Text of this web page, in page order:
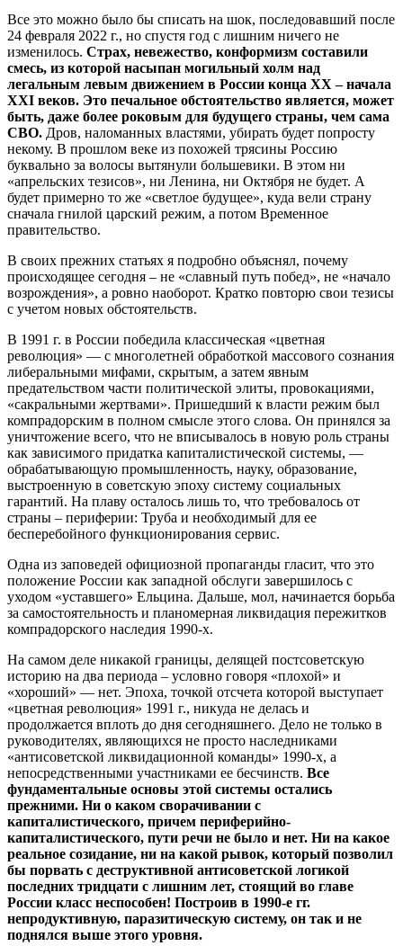
Все это можно было бы списать на шок, последовавший после
24 февраля 2022 г., но спустя год с лишним ничего не
изменилось. Страх, невежество, конформизм составили
смесь, из которой насыпан могильный холм над
легальным левым движением в России конца XX – начала
XXI веков. Это печальное обстоятельство является, может
быть, даже более роковым для будущего страны, чем сама
СВО. Дров, наломанных властями, убирать будет попросту
некому. В прошлом веке из похожей трясины Россию
буквально за волосы вытянули большевики. В этом ни
«апрельских тезисов», ни Ленина, ни Октября не будет. А
будет примерно то же «светлое будущее», куда вели страну
сначала гнилой царский режим, а потом Временное
правительство.
В своих прежних статьях я подробно объяснял, почему
происходящее сегодня – не «славный путь побед», не «начало
возрождения», а ровно наоборот. Кратко повторю свои тезисы
с учетом новых обстоятельств.
В 1991 г. в России победила классическая «цветная
революция» — с многолетней обработкой массового сознания
либеральными мифами, скрытым, а затем явным
предательством части политической элиты, провокациями,
«сакральными жертвами». Пришедший к власти режим был
компрадорским в полном смысле этого слова. Он принялся за
уничтожение всего, что не вписывалось в новую роль страны
как зависимого придатка капиталистической системы, —
обрабатывающую промышленность, науку, образование,
выстроенную в советскую эпоху систему социальных
гарантий. На плаву осталось лишь то, что требовалось от
страны – периферии: Труба и необходимый для ее
бесперебойного функционирования сервис.
Одна из заповедей официозной пропаганды гласит, что это
положение России как западной обслуги завершилось с
уходом «уставшего» Ельцина. Дальше, мол, начинается борьба
за самостоятельность и планомерная ликвидация пережитков
компрадорского наследия 1990-х.
На самом деле никакой границы, делящей постсоветскую
историю на два периода – условно говоря «плохой» и
«хороший» — нет. Эпоха, точкой отсчета которой выступает
«цветная революция» 1991 г., никуда не делась и
продолжается вплоть до дня сегодняшнего. Дело не только в
руководителях, являющихся не просто наследниками
«антисоветской ликвидационной команды» 1990-х, а
непосредственными участниками ее бесчинств. Все
фундаментальные основы этой системы остались
прежними. Ни о каком сворачивании с
капиталистического, причем периферийно-
капиталистического, пути речи не было и нет. Ни на какое
реальное созидание, ни на какой рывок, который позволил
бы порвать с деструктивной антисоветской логикой
последних тридцати с лишним лет, стоящий во главе
России класс неспособен! Построив в 1990-е гг.
непродуктивную, паразитическую систему, он так и не
поднялся выше этого уровня.